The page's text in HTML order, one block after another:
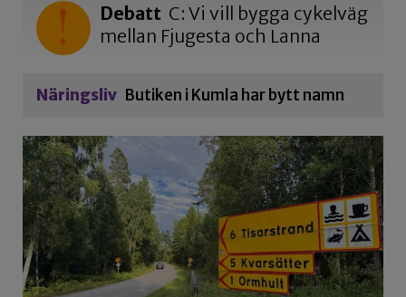
Debatt C: Vi vill bygga cykelväg
mellan Fjugesta och Lanna
Näringsliv Butiken i Kumla har bytt namn